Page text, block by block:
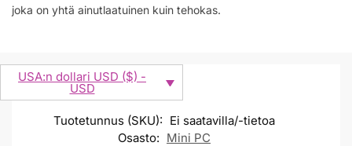
joka on yhtä ainutlaatuinen kuin tehokas.
USA:n dollari USD ($) -
USD
Tuotetunnus (SKU): Ei saatavilla/-tietoa
Osasto: Mini PC